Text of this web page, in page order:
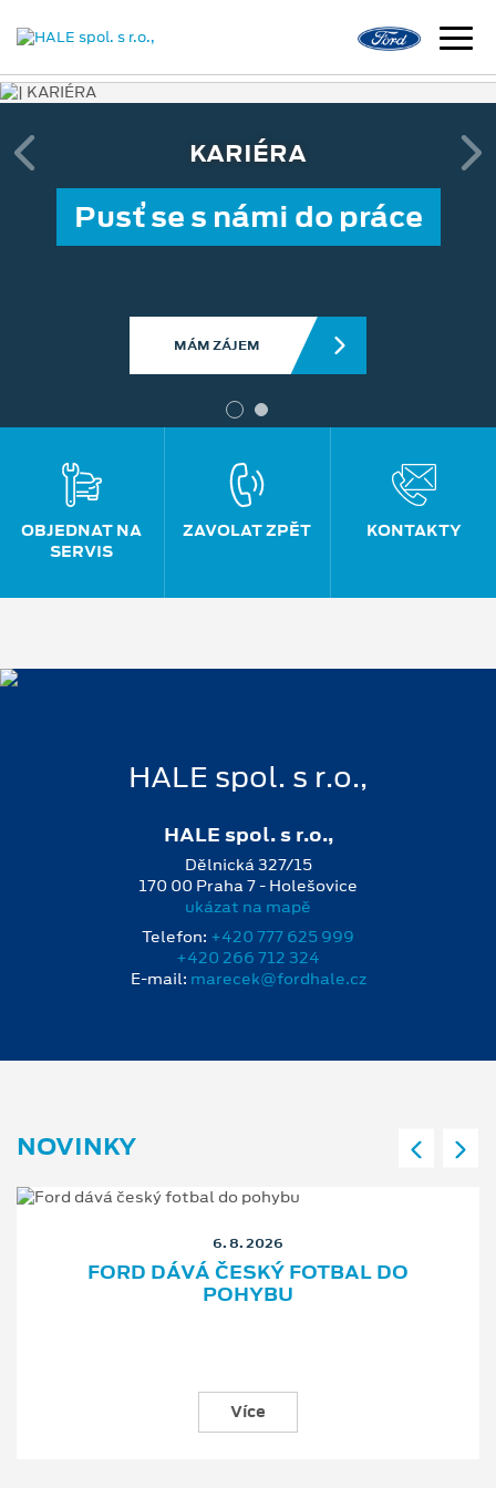
KARIÉRA
Pusť se s námi do práce
MÁM ZÁJEM
OBJEDNAT NA
SERVIS
ZAVOLAT ZPĚT KONTAKTY
HALE spol. s r.o.,
HALE spol. s r.o.,
Dělnická 327/15
170 00 Praha 7 - Holešovice
ukázat na mapě
Telefon: +420 777 625 999
+420 266 712 324
E-mail: marecek@fordhale.cz
NOVINKY
6. 8. 2026
FORD DÁVÁ ČESKÝ FOTBAL DO
POHYBU
Více